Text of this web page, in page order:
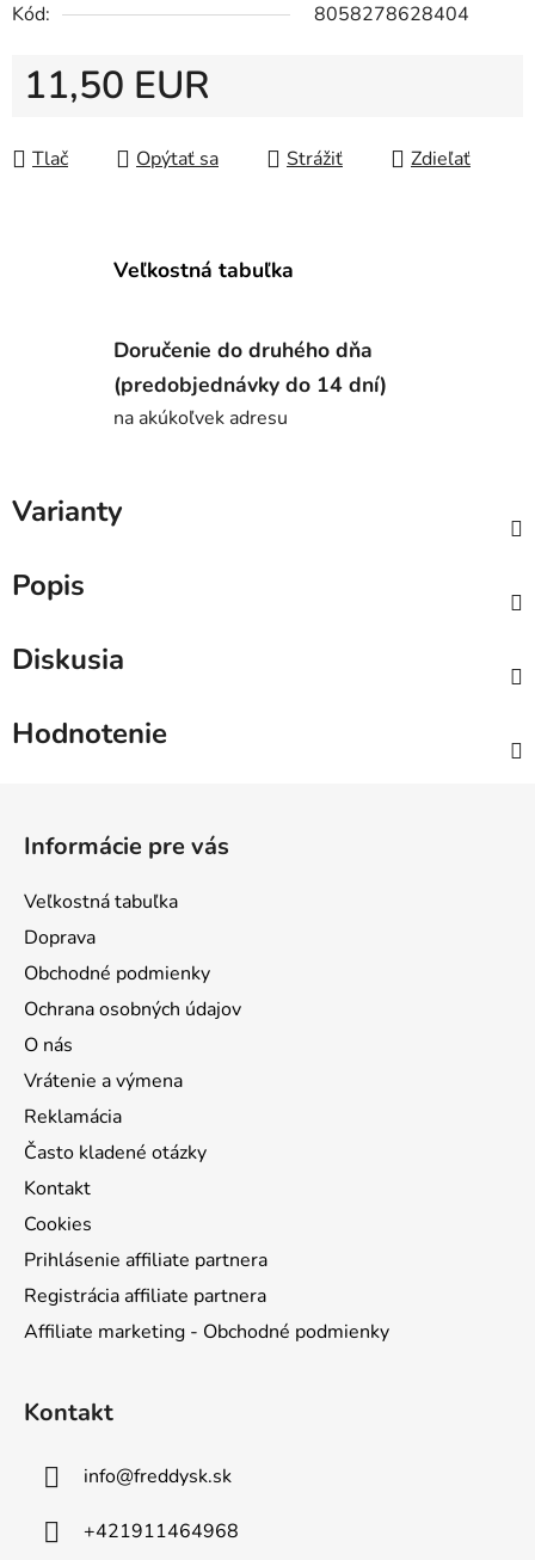
Kód:
8058278628404
11,50 EUR
Tlač
Opýtať sa Strážiť Zdieľať
Veľkostná tabuľka
Doručenie do druhého dňa
(predobjednávky do 14 dní)
na akúkoľvek adresu
Varianty
Popis
Diskusia
Hodnotenie
Informácie pre vás
Veľkostná tabuľka
Doprava
Obchodné podmienky
Ochrana osobných údajov
O nás
Vrátenie a výmena
Reklamácia
Často kladené otázky
Kontakt
Cookies
Prihlásenie affiliate partnera
Registrácia affiliate partnera
Affiliate marketing - Obchodné podmienky
Kontakt
info@freddysk.sk
+421911464968